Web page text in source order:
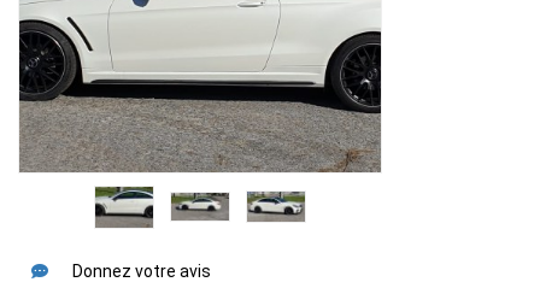
Donnez votre avis